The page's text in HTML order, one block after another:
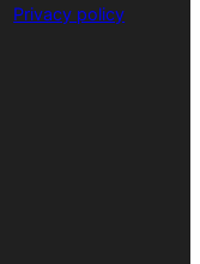
Privacy policy